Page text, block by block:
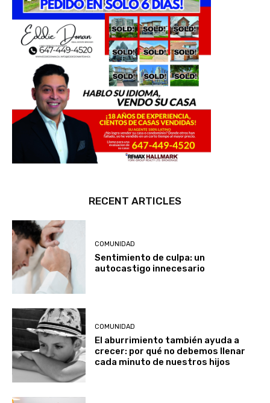
RECENT ARTICLES
COMUNIDAD
Sentimiento de culpa: un
autocastigo innecesario
COMUNIDAD
El aburrimiento también ayuda a
crecer: por qué no debemos llenar
cada minuto de nuestros hijos